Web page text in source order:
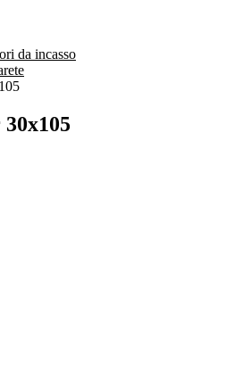
da incasso